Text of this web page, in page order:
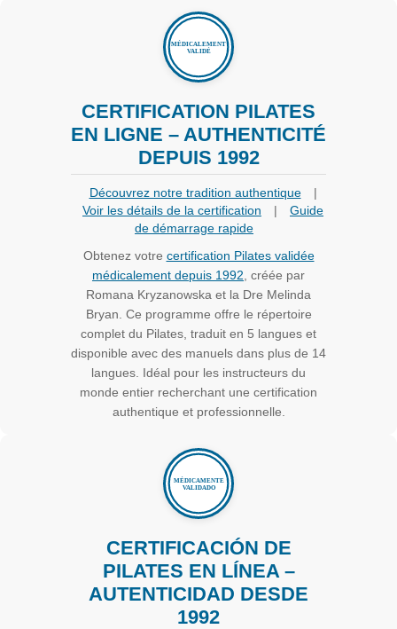
CERTIFICATION PILATES
EN LIGNE – AUTHENTICITÉ
DEPUIS 1992
Découvrez notre tradition authentique
|
Voir les détails de la certification
|
Guide
de démarrage rapide
Obtenez votre certification Pilates validée
médicalement depuis 1992 , créée par
Romana Kryzanowska et la Dre Melinda
Bryan. Ce programme offre le répertoire
complet du Pilates, traduit en 5 langues et
disponible avec des manuels dans plus de 14
langues. Idéal pour les instructeurs du
monde entier recherchant une certification
authentique et professionnelle.
CERTIFICACIÓN DE
PILATES EN LÍNEA –
AUTENTICIDAD DESDE
1992